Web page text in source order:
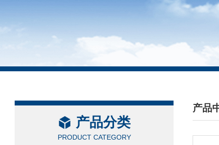
产品分类
PRODUCT CATEGORY
产品
/